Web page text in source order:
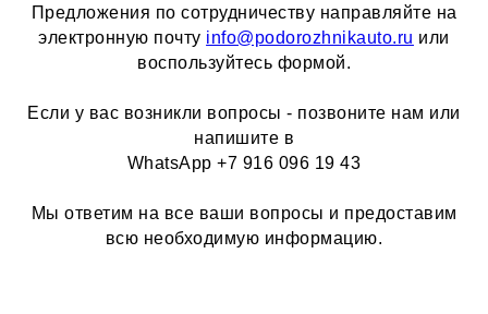
Предложения по сотрудничеству направляйте на
электронную почту info@podorozhnikauto.ru или
воспользуйтесь формой.
Если у вас возникли вопросы - позвоните нам или
напишите в
WhatsApp +7 916 096 19 43
Мы ответим на все ваши вопросы и предоставим
всю необходимую информацию.